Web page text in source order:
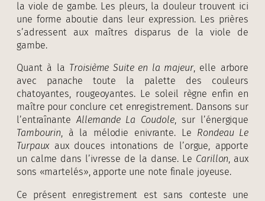
la viole de gambe. Les pleurs, la douleur trouvent ici
une forme aboutie dans leur expression. Les prières
s’adressent aux maîtres disparus de la viole de
gambe.
Quant à la Troisième Suite en la majeur, elle arbore
avec panache toute la palette des couleurs
chatoyantes, rougeoyantes. Le soleil règne enfin en
maître pour conclure cet enregistrement. Dansons sur
l’entraînanteAllemande La Coudole, sur l’énergique
Tambourin, à la mélodie enivrante. Le Rondeau Le
Turpauxaux douces intonations de l’orgue, apporte
un calme dans l’ivresse de la danse. Le Carillon, aux
sons «martelés», apporte une note finale joyeuse.
Ce présent enregistrement est sans conteste une